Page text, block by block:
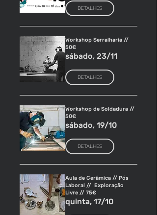
DETALHES
Workshop Serralharia //
50€
sábado, 23/11
DETALHES
Workshop de Soldadura //
50€
sábado, 19/10
DETALHES
Aula de Cerâmica // Pós
Laboral // ​ Exploração
Livre // 75€
quinta, 17/10